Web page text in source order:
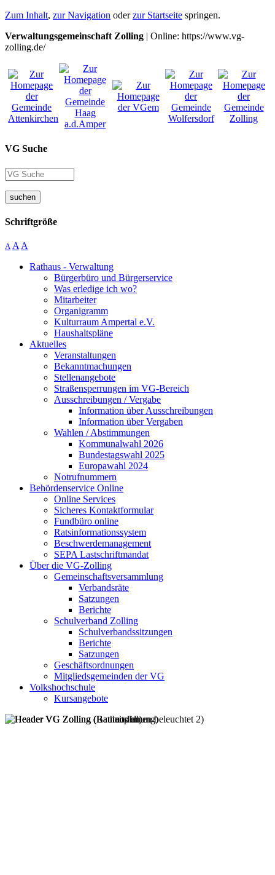
Zum Inhalt, zur Navigation oderzur Startseite springen.
Verwaltungsgemeinschaft Zolling | Online: https://www.vg-
zolling.de/
VG Suche
suchen
Schriftgröße
A A A
Rathaus - Verwaltung
Bürgerbüro und Bürgerservice
Was erledige ich wo?
Mitarbeiter
Organigramm
Kulturraum Ampertal e.V.
Haushaltspläne
Aktuelles
Veranstaltungen
Bekanntmachungen
Stellenangebote
Straßensperrungen im VG-Bereich
Ausschreibungen / Vergabe
Information über Ausschreibungen
Information über Vergaben
Wahlen / Abstimmungen
Kommunalwahl 2026
Bundestagswahl 2025
Europawahl 2024
Notrufnummern
Behördenservice Online
Online Services
Sicheres Kontaktformular
Fundbüro online
Ratsinformationssystem
Beschwerdemanagement
SEPA Lastschriftmandat
Über die VG-Zolling
Gemeinschaftsversammlung
Verbandsräte
Satzungen
Berichte
Schulverband Zolling
Schulverbandssitzungen
Berichte
Satzungen
Geschäftsordnungen
Mitgliedsgemeinden der VG
Volkshochschule
Kursangebote